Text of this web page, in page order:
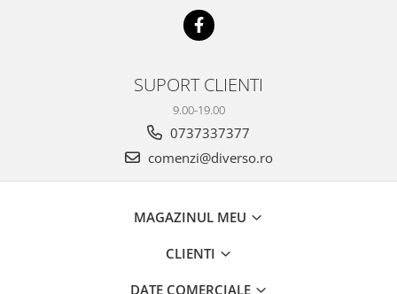
SUPORT CLIENTI
9.00-19.00
0737337377
comenzi@diverso.ro
MAGAZINUL MEU
CLIENTI
DATE COMERCIALE